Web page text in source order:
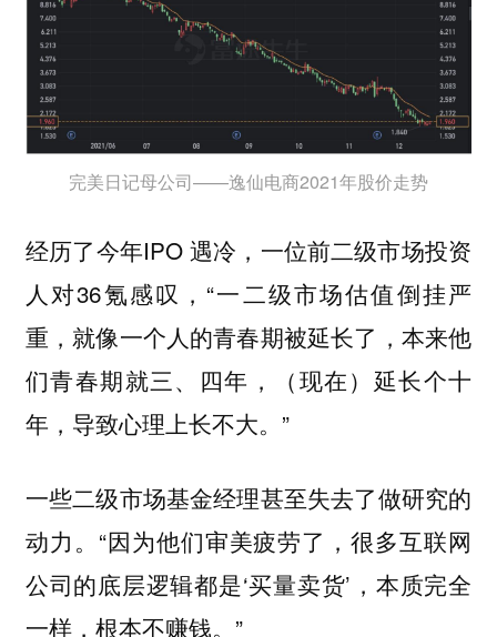
完美日记母公司——逸仙电商2021年股价走势
经历了今年IPO 遇冷，一位前二级市场投资
人对36氪感叹，“一二级市场估值倒挂严
重，就像一个人的青春期被延长了，本来他
们青春期就三、四年，（现在）延长个十
年，导致心理上长不大。”
一些二级市场基金经理甚至失去了做研究的
动力。“因为他们审美疲劳了，很多互联网
公司的底层逻辑都是‘买量卖货’，本质完全
一样，根本不赚钱。”